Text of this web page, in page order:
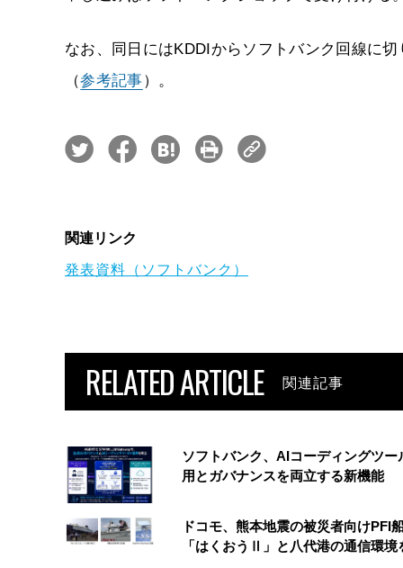
なお、同日にはKDDIからソフトバンク回線に
（参考記事）。
関連リンク
発表資料（ソフトバンク）
RELATED ARTICLE 関連記事
ソフトバンク、AIコーディングツー
用とガバナンスを両立する新機能
ドコモ、熊本地震の被災者向けPFI
「はくおうⅡ」と八代港の通信環境